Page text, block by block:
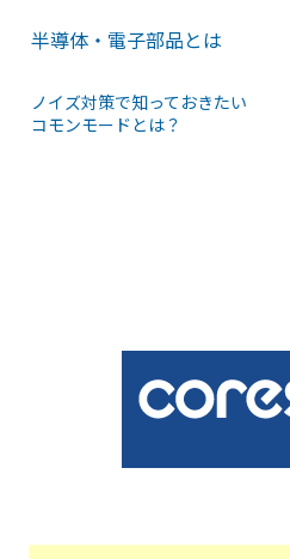
半導体・電子部品とは
ノイズ対策で知っておきたい
コモンモードとは？